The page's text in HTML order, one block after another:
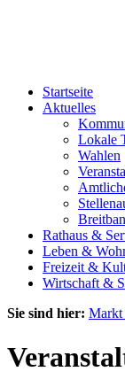
Startseite
Aktuelles
Lokale
Wahlen
Rathaus &
Leben &
Freizeit &
Wirtschaft &
Sie sind hier: Markt